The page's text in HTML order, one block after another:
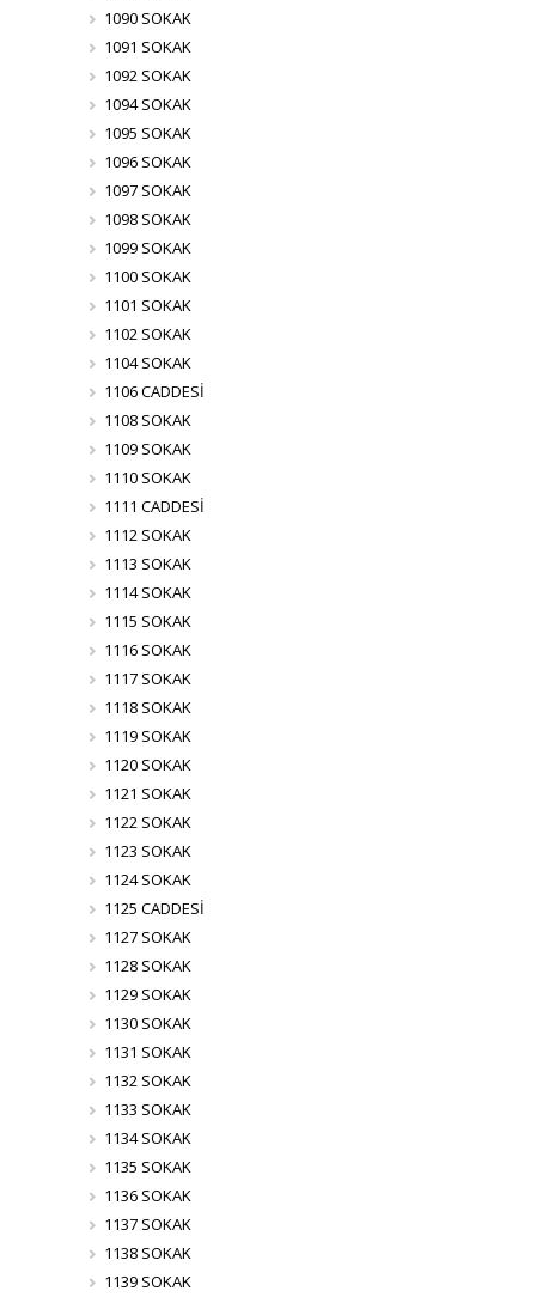
1090 SOKAK
1091 SOKAK
1092 SOKAK
1094 SOKAK
1095 SOKAK
1096 SOKAK
1097 SOKAK
1098 SOKAK
1099 SOKAK
1100 SOKAK
1101 SOKAK
1102 SOKAK
1104 SOKAK
1106 CADDESİ
1108 SOKAK
1109 SOKAK
1110 SOKAK
1111 CADDESİ
1112 SOKAK
1113 SOKAK
1114 SOKAK
1115 SOKAK
1116 SOKAK
1117 SOKAK
1118 SOKAK
1119 SOKAK
1120 SOKAK
1121 SOKAK
1122 SOKAK
1123 SOKAK
1124 SOKAK
1125 CADDESİ
1127 SOKAK
1128 SOKAK
1129 SOKAK
1130 SOKAK
1131 SOKAK
1132 SOKAK
1133 SOKAK
1134 SOKAK
1135 SOKAK
1136 SOKAK
1137 SOKAK
1138 SOKAK
1139 SOKAK